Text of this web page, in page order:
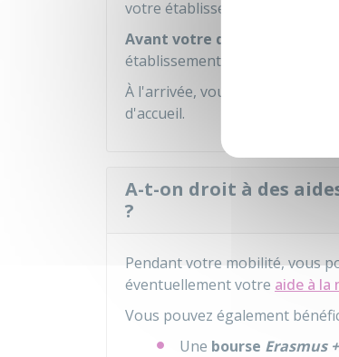
votre établissement.
Avant votre départ
établissement universitaire
À l'arrivée, vous n'aurez pas
d'accueil.
A-t-on droit à des
?
Pendant votre mobilité, vous
éventuellement votre aide à
Vous pouvez également
Une bourse Erasmus +